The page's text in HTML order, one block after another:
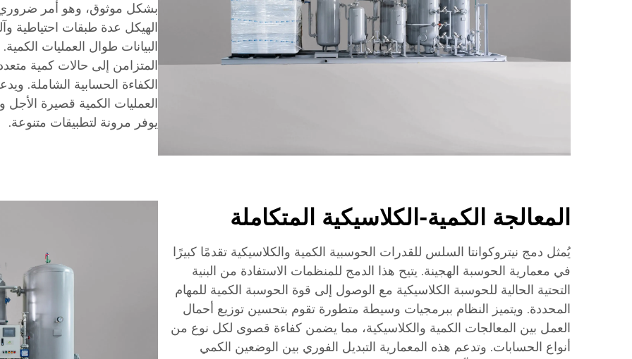
بشكل موثوق، وهو أمر ضروري
الهيكل عدة طبقات احتياطية
البيانات طوال العمليات
المتزامن إلى حالات كمية
الكفاءة الحسابية الشاملة.
العمليات الكمية قصيرة الأجل
يوفر مرونة لتطبيقات متنوعة.
المعالجة الكمية-الكلاسيكية المتكاملة
يُمثل دمج نيتروكوانتا السلس للقدرات الحوسبية الكمية والكلاسيكية تقدمًا كبيرًا
في معمارية الحوسبة الهجينة. يتيح هذا الدمج للمنظمات الاستفادة من البنية
التحتية الحالية للحوسبة الكلاسيكية مع الوصول إلى قوة الحوسبة الكمية للمهام
المحددة. ويتميز النظام ببرمجيات وسيطة متطورة تقوم بتحسين توزيع أحمال
العمل بين المعالجات الكمية والكلاسيكية، مما يضمن كفاءة قصوى لكل نوع من
أنواع الحسابات. وتدعم هذه المعمارية التبديل الفوري بين الوضعين الكمي